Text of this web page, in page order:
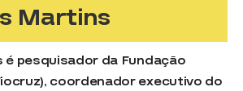
Martins
é pesquisador da Fundação
coordenador executivo do